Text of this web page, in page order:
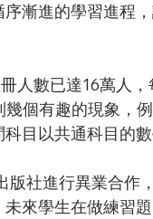
漸進的學習進程
人數已達16萬人
個有趣的現象，
目以共通科目的數
社進行異業合作
來學生在做練習